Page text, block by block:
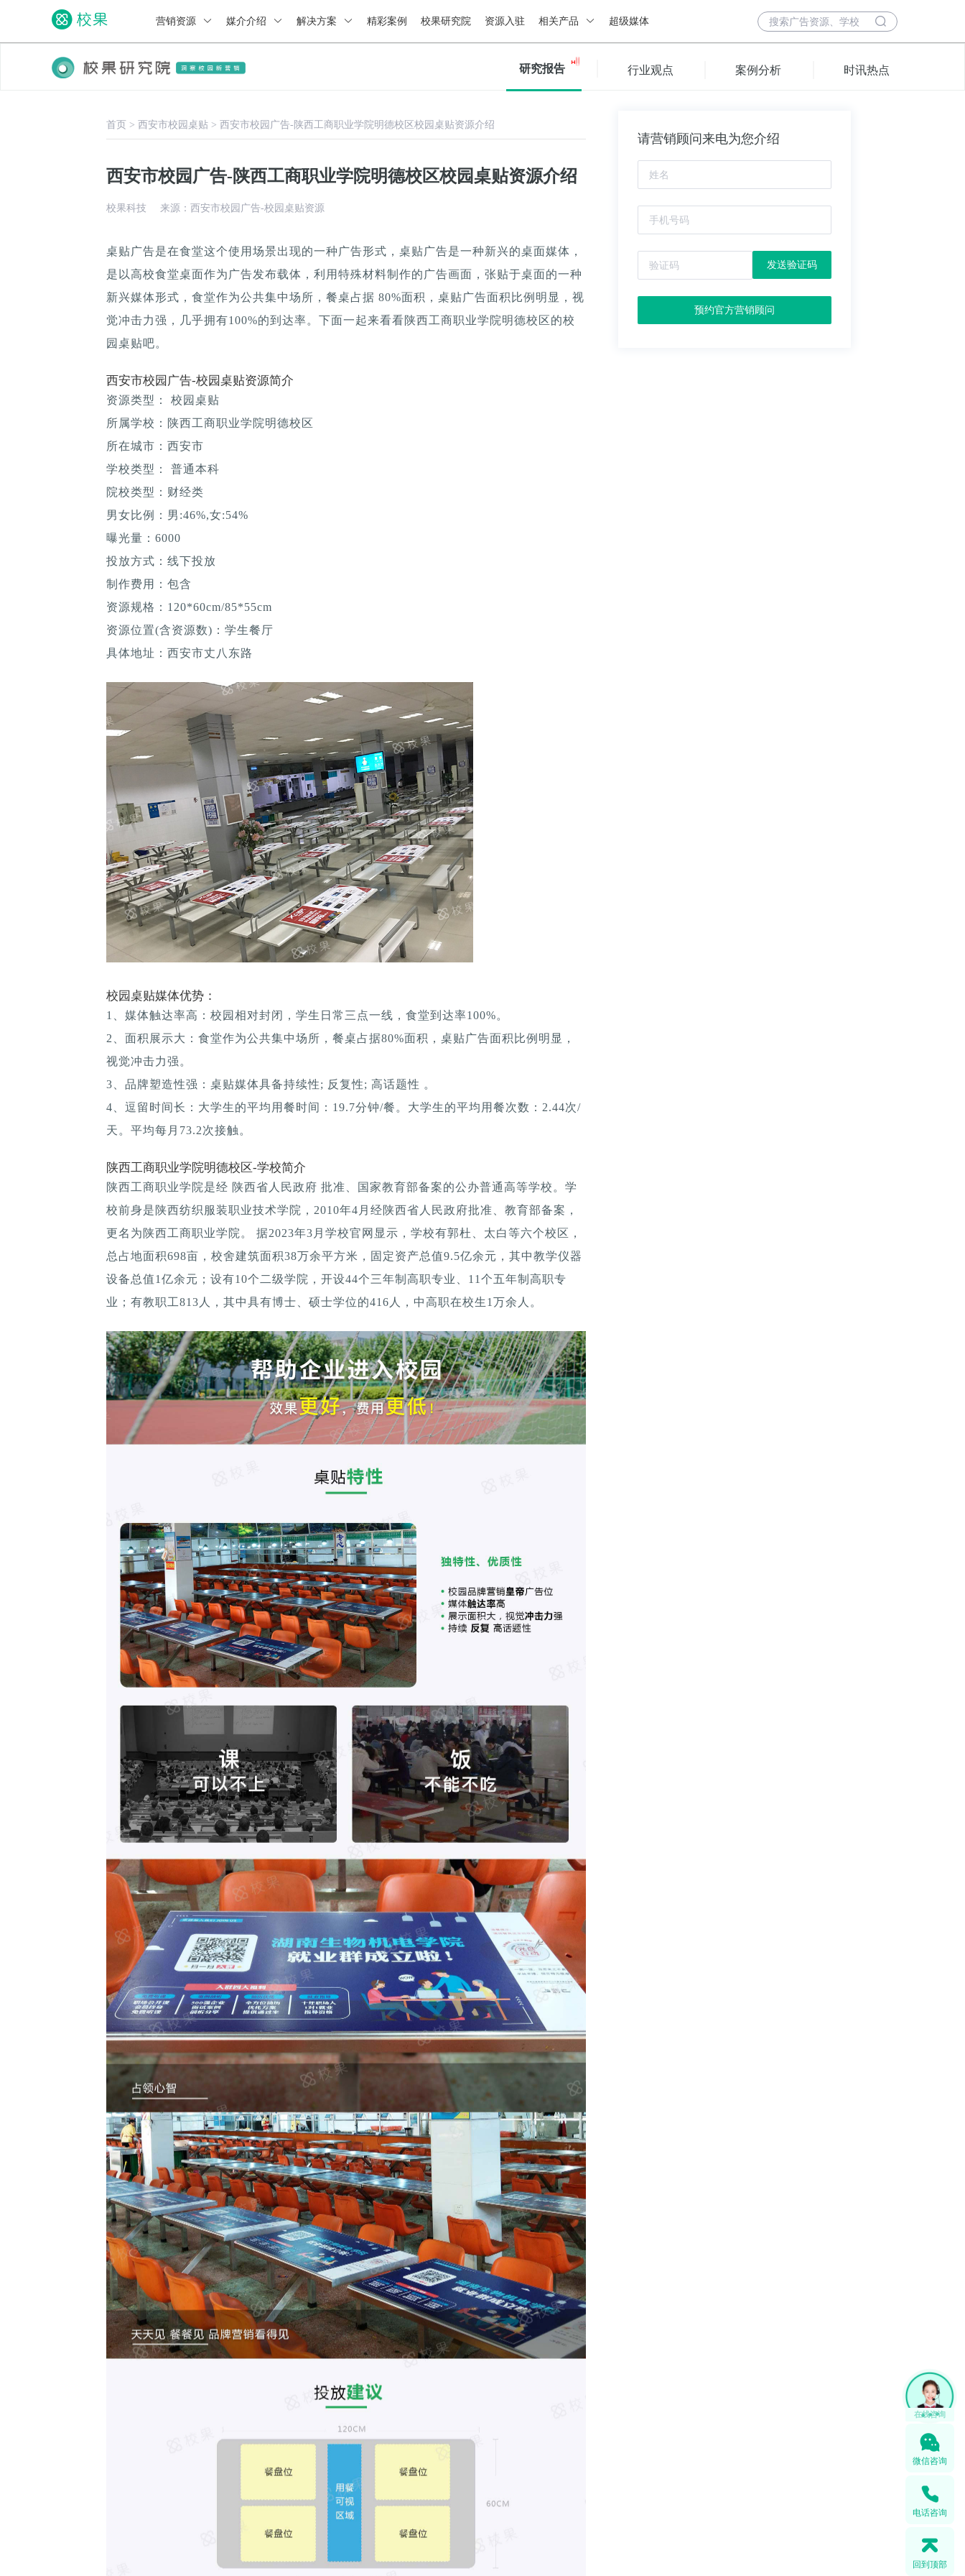
营销资源 媒介介绍 解决方案 精彩案例 校果研究院 资源入驻 相关产品 超级媒体
研究报告 行业观点 案例分析 时讯热点
首页 > 西安市校园桌贴 > 西安市校园广告-陕西工商职业学院明德校区校园桌贴资源介绍
西安市校园广告-陕西工商职业学院明德校区校园桌贴资源介绍
校果科技 来源：西安市校园广告-校园桌贴资源
桌贴广告是在食堂这个使用场景出现的一种广告形式，桌贴广告是一种新兴的桌面媒体，
是以高校食堂桌面作为广告发布载体，利用特殊材料制作的广告画面，张贴于桌面的一种
新兴媒体形式，食堂作为公共集中场所，餐桌占据 80%面积，桌贴广告面积比例明显，视
觉冲击力强，几乎拥有100%的到达率。下面一起来看看陕西工商职业学院明德校区的校
园桌贴吧。
西安市校园广告-校园桌贴资源简介
资源类型： 校园桌贴
所属学校：陕西工商职业学院明德校区
所在城市：西安市
学校类型： 普通本科
院校类型：财经类
男女比例：男:46%,女:54%
曝光量：6000
投放方式：线下投放
制作费用：包含
资源规格：120*60cm/85*55cm
资源位置(含资源数)：学生餐厅
具体地址：西安市丈八东路
校园桌贴媒体优势：
1、媒体触达率高：校园相对封闭，学生日常三点一线，食堂到达率100%。
2、面积展示大：食堂作为公共集中场所，餐桌占据80%面积，桌贴广告面积比例明显，
视觉冲击力强。
3、品牌塑造性强：桌贴媒体具备持续性; 反复性; 高话题性 。
4、逗留时间长：大学生的平均用餐时间：19.7分钟/餐。大学生的平均用餐次数：2.44次/
天。平均每月73.2次接触。
陕西工商职业学院明德校区-学校简介
陕西工商职业学院是经 陕西省人民政府 批准、国家教育部备案的公办普通高等学校。学
校前身是陕西纺织服装职业技术学院，2010年4月经陕西省人民政府批准、教育部备案，
更名为陕西工商职业学院。 据2023年3月学校官网显示，学校有郭杜、太白等六个校区，
总占地面积698亩，校舍建筑面积38万余平方米，固定资产总值9.5亿余元，其中教学仪器
设备总值1亿余元；设有10个二级学院，开设44个三年制高职专业、11个五年制高职专
业；有教职工813人，其中具有博士、硕士学位的416人，中高职在校生1万余人。
请营销顾问来电为您介绍
发送验证码
预约官方营销顾问
微信咨询
电话咨询
回到顶部